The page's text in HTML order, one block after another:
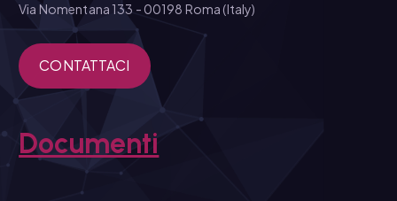
Via Nomentana 133 - 00198 Roma (Italy)
CONTATTACI
Documenti